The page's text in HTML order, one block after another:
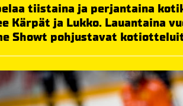
tiistaina ja perjantaina
Kärpät ja Lukko. Lauantaina
Showt pohjustavat